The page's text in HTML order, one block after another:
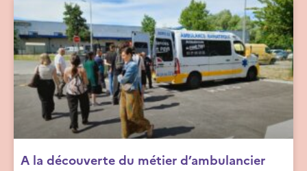
A la découverte du métier d’ambulancier